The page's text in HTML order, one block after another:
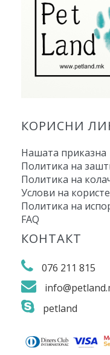
КОРИСНИ
Нашата приказна
Политика на
Политика на
Услови на
Политика на
FAQ
КОНТАКТ
076 211 815
petland